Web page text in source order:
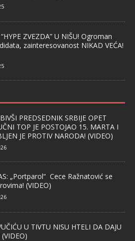
ZVEZDA” U NIŠU! Ogroman
zainteresovanost NIKAD VEĆA!
PREDSEDNIK SRBIJE OPET
TOP JE POSTOJAO 15. MARTA I
JE PROTIV NARODA! (VIDEO)
„Portparol“ Cece Ražnatović se
(VIDEO)
U TIVTU NISU HTELI DA DAJU